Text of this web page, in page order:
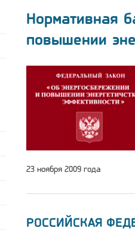
Нормативная
повышении
23 ноября 2009 года
РОССИЙСКАЯ